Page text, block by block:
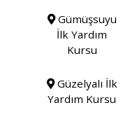
Gümüşsuyu
İlk Yardım
Kursu
Güzelyalı İlk
Yardım Kursu